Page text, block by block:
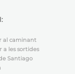
al caminant
a les sortides
Santiago